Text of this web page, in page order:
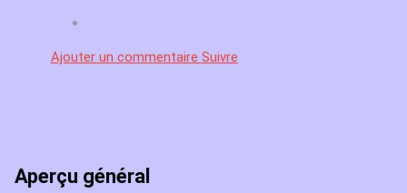
Ajouter un commentaire Suivre
Aperçu général